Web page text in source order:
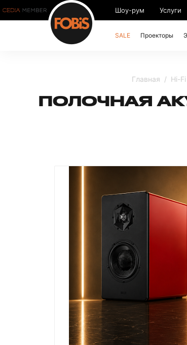
Шоу-рум Услуги
SALE Проекторы
Главная Hi-
ПОЛОЧНАЯ